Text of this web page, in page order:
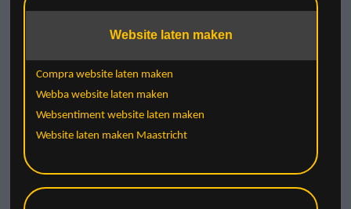
Website laten maken
Compra website laten maken
Webba website laten maken
Websentiment website laten maken
Website laten maken Maastricht